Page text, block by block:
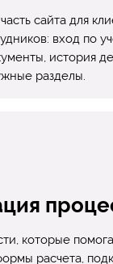
сайта для
вход по
история
разделы.
которые
расчета,